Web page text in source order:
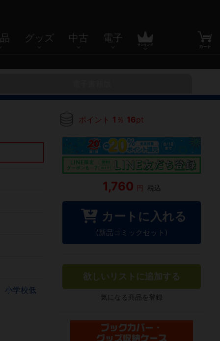
グッズ 中古 電子
小学校低
ポイント 1 ％ 16pt
1,760 円 税込
カートに入れる
(新品コミックセット)
欲しいリストに追加する
気になる商品を登録